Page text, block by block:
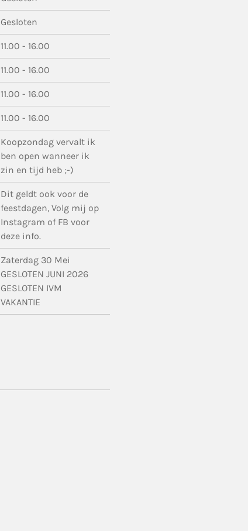
Gesloten
11.00 - 16.00
11.00 - 16.00
11.00 - 16.00
11.00 - 16.00
Koopzondag vervalt ik
ben open wanneer ik
zin en tijd heb ;-)
Dit geldt ook voor de
feestdagen, Volg mij op
Instagram of FB voor
deze info.
Zaterdag 30 Mei
GESLOTEN JUNI 2026
GESLOTEN IVM
VAKANTIE